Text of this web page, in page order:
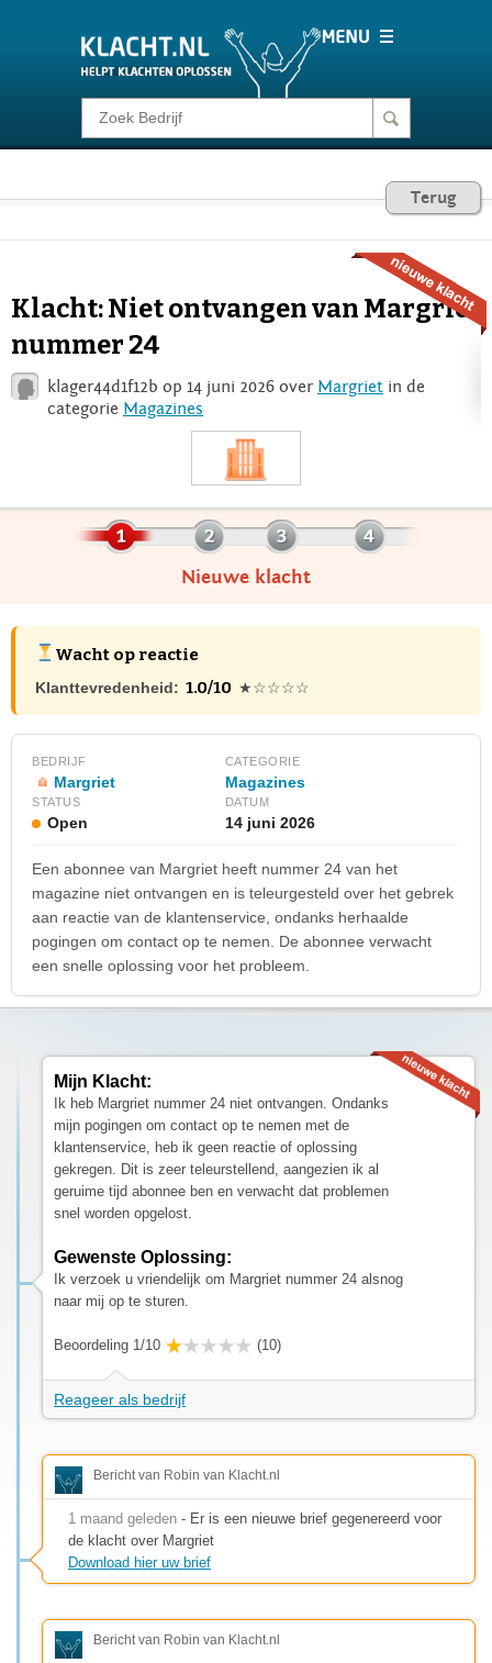
Klacht melden
Consumentenrecht
Voor Bedrijven
Login
Terug
Klacht: Niet ontvangen van Margriet
nummer 24
klager44d1f12b op 14 juni 2026 over Margriet in de
categorie Magazines
Nieuwe klacht
Wacht op reactie
Klanttevredenheid: 1.0/10 ★☆☆☆☆
BEDRIJF
Margriet
CATEGORIE
Magazines
STATUS
Open
DATUM
14 juni 2026
Een abonnee van Margriet heeft nummer 24 van het
magazine niet ontvangen en is teleurgesteld over het gebrek
aan reactie van de klantenservice, ondanks herhaalde
pogingen om contact op te nemen. De abonnee verwacht
een snelle oplossing voor het probleem.
Mijn Klacht:
Ik heb Margriet nummer 24 niet ontvangen. Ondanks
mijn pogingen om contact op te nemen met de
klantenservice, heb ik geen reactie of oplossing
gekregen. Dit is zeer teleurstellend, aangezien ik al
geruime tijd abonnee ben en verwacht dat problemen
snel worden opgelost.
Gewenste Oplossing:
Ik verzoek u vriendelijk om Margriet nummer 24 alsnog
naar mij op te sturen.
Beoordeling 1/10 (10)
Reageer als bedrijf
Bericht van Robin van Klacht.nl
1 maand geleden - Er is een nieuwe brief gegenereerd voor
de klacht over Margriet
Download hier uw brief
Bericht van Robin van Klacht.nl